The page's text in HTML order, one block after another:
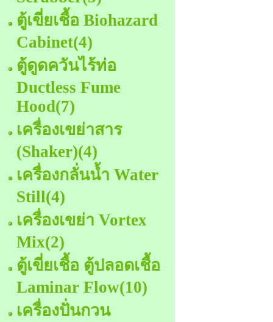
ตู้เขี่ยเชื้อ Biohazard
Cabinet(4)
ตู้ดูดควันไร้ท่อ
Ductless Fume
Hood(7)
เครื่องเขย่าสาร
(Shaker)(4)
เครื่องกลั่นน้ำ Water
Still(4)
เครื่องเขย่า Vortex
Mix(2)
ตู้เขี่ยเชื้อ ตู้ปลอดเชื้อ
Laminar Flow(10)
เครื่องปั่นกวน